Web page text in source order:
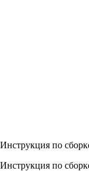
Инструкция по
Инструкция по